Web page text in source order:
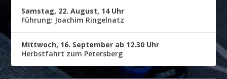
Samstag, 22. August, 14 Uhr
Führung: Joachim Ringelnatz
Mittwoch, 16. September ab 12.30 Uhr
Herbstfahrt zum Petersberg